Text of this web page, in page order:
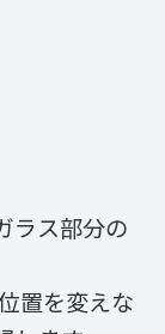
ラス部分の
置を変えな